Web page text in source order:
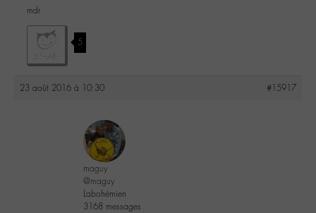
mdr
5
23 août 2016 à 10:30 #15917
maguy
@maguy
Labohémien
3168 messages